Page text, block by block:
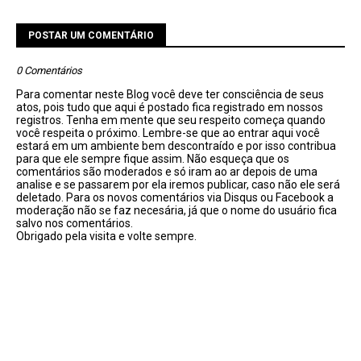
POSTAR UM COMENTÁRIO
0 Comentários
Para comentar neste Blog você deve ter consciência de seus
atos, pois tudo que aqui é postado fica registrado em nossos
registros. Tenha em mente que seu respeito começa quando
você respeita o próximo. Lembre-se que ao entrar aqui você
estará em um ambiente bem descontraído e por isso contribua
para que ele sempre fique assim. Não esqueça que os
comentários são moderados e só iram ao ar depois de uma
analise e se passarem por ela iremos publicar, caso não ele será
deletado. Para os novos comentários via Disqus ou Facebook a
moderação não se faz necesária, já que o nome do usuário fica
salvo nos comentários.
Obrigado pela visita e volte sempre.